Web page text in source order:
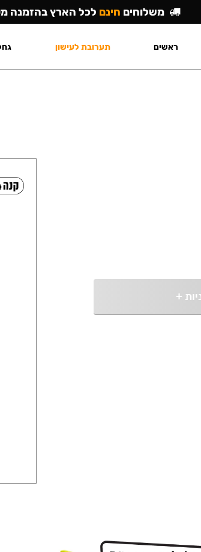
+
משלוחים חינם לכל הארץ בהזמנה מעל
ראשים תערובת לעישון